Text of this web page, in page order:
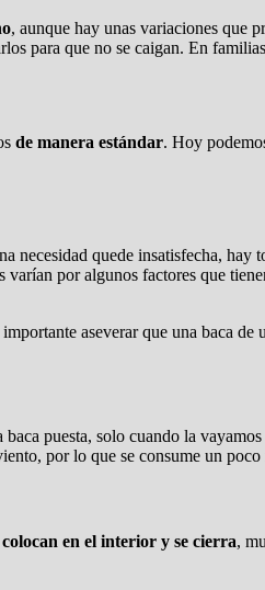
, aunque hay unas variaciones que
para que no se caigan. En
de manera estándar. Hoy
necesidad quede insatisfecha, hay
por algunos factores que
importante aseverar que una baca de
puesta, solo cuando la
por lo que se consume un poco
colocan en el interior y se cierra,